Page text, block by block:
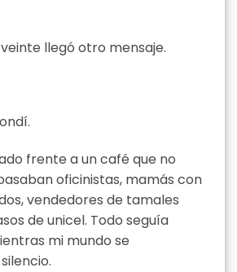
llegó otro mensaje.
frente a un café que no
oficinistas, mamás con
vendedores de tamales
de unicel. Todo seguía
mi mundo se